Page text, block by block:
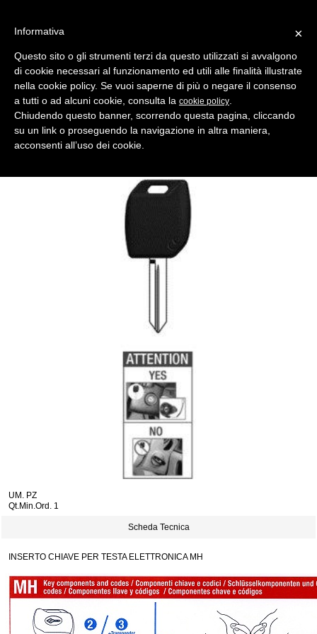
Indietro
INSERTO X TESTA ELETTRONICA > MARCHE AUTO ASSORTITE
inserto chiave fo38rmh per testa elettronica mh
UM. PZ
Qt.Min.Ord. 1
Scheda Tecnica
INSERTO CHIAVE PER TESTA ELETTRONICA MH
×
Informativa
Questo sito o gli strumenti terzi da questo utilizzati si avvalgono
di cookie necessari al funzionamento ed utili alle finalità illustrate
nella cookie policy. Se vuoi saperne di più o negare il consenso
a tutti o ad alcuni cookie, consulta la cookie policy
Chiudendo questo banner, scorrendo questa pagina, cliccando
su un link o proseguendo la navigazione in altra maniera,
acconsenti all’uso dei cookie.